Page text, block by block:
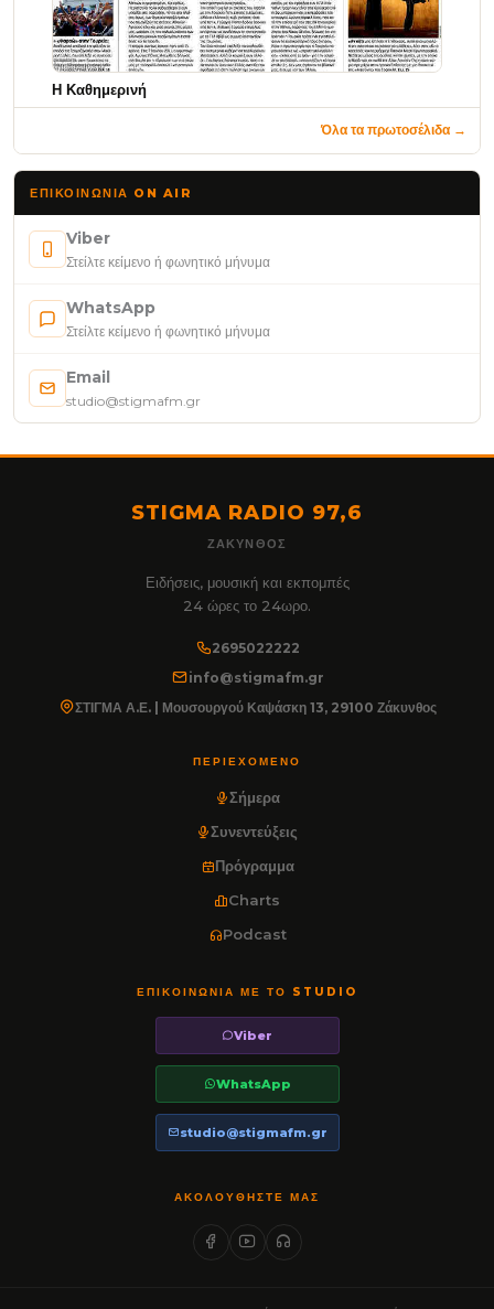
Η Καθημερινή
Όλα τα πρωτοσέλιδα →
ΕΠΙΚΟΙΝΩΝΊΑ ON AIR
Viber
Στείλτε κείμενο ή φωνητικό μήνυμα
WhatsApp
Στείλτε κείμενο ή φωνητικό μήνυμα
Email
studio@stigmafm.gr
STIGMA RADIO 97,6
ΖΆΚΥΝΘΟΣ
Ειδήσεις, μουσική και εκπομπές
24 ώρες το 24ωρο.
2695022222
info@stigmafm.gr
ΣΤΙΓΜΑ Α.Ε. | Μουσουργού Καψάσκη 13, 29100 Ζάκυνθος
ΠΕΡΙΕΧΌΜΕΝΟ
Σήμερα
Συνεντεύξεις
Πρόγραμμα
Charts
Podcast
ΕΠΙΚΟΙΝΩΝΊΑ ΜΕ ΤΟ STUDIO
Viber
WhatsApp
studio@stigmafm.gr
ΑΚΟΛΟΥΘΉΣΤΕ ΜΑΣ